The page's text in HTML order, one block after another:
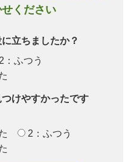
ください
立ちましたか？
2：ふつう
けやすかったです
2：ふつう